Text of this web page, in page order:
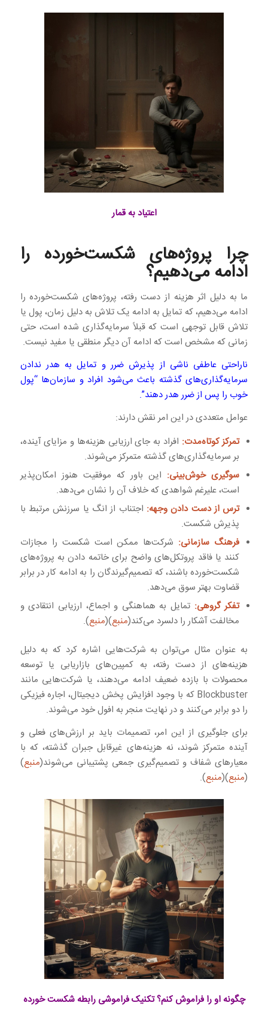
اعتیاد به قمار
چرا پروژه‌های شکست‌خورده را
ادامه می‌دهیم؟
ما به دلیل اثر هزینه از دست رفته، پروژه‌های شکست‌خورده را
ادامه می‌دهیم، که تمایل به ادامه یک تلاش به دلیل زمان، پول یا
تلاش قابل توجهی است که قبلاً سرمایه‌گذاری شده است، حتی
زمانی که مشخص است که ادامه آن دیگر منطقی یا مفید نیست.
ناراحتی عاطفی ناشی از پذیرش ضرر و تمایل به هدر ندادن
سرمایه‌گذاری‌های گذشته باعث می‌شود افراد و سازمان‌ها “پول
خوب را پس از ضرر هدر دهند”.
عوامل متعددی در این امر نقش دارند:
تمرکز کوتاه‌مدت: افراد به جای ارزیابی هزینه‌ها و مزایای آینده،
بر سرمایه‌گذاری‌های گذشته متمرکز می‌شوند.
سوگیری خوش‌بینی: این باور که موفقیت هنوز امکان‌پذیر
است، علیرغم شواهدی که خلاف آن را نشان می‌دهد.
ترس از دست دادن وجهه: اجتناب از انگ یا سرزنش مرتبط با
پذیرش شکست.
فرهنگ سازمانی: شرکت‌ها ممکن است شکست را مجازات
کنند یا فاقد پروتکل‌های واضح برای خاتمه دادن به پروژه‌های
شکست‌خورده باشند، که تصمیم‌گیرندگان را به ادامه کار در برابر
قضاوت بهتر سوق می‌دهد.
تفکر گروهی: تمایل به هماهنگی و اجماع، ارزیابی انتقادی و
مخالفت آشکار را دلسرد می‌کند(منبع)(منبع).
به عنوان مثال می‌توان به شرکت‌هایی اشاره کرد که به دلیل
هزینه‌های از دست رفته، به کمپین‌های بازاریابی یا توسعه
محصولات با بازده ضعیف ادامه می‌دهند، یا شرکت‌هایی مانند
Blockbuster که با وجود افزایش پخش دیجیتال، اجاره فیزیکی
را دو برابر می‌کنند و در نهایت منجر به افول خود می‌شوند.
برای جلوگیری از این امر، تصمیمات باید بر ارزش‌های فعلی و
آینده متمرکز شوند، نه هزینه‌های غیرقابل جبران گذشته، که با
معیارهای شفاف و تصمیم‌گیری جمعی پشتیبانی می‌شوند(منبع)
(منبع)(منبع).
چگونه او را فراموش کنم؟ تکنیک فراموشی رابطه شکست خورده